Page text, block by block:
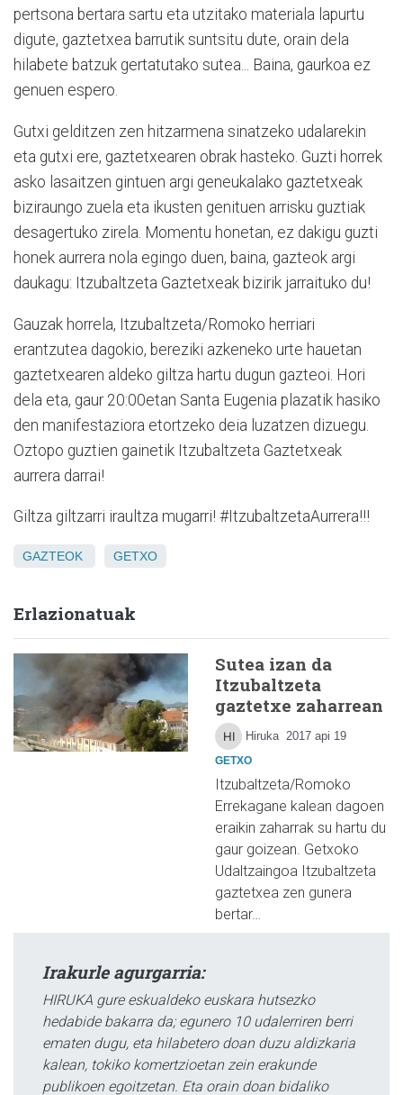
pertsona bertara sartu eta utzitako materiala lapurtu
digute, gaztetxea barrutik suntsitu dute, orain dela
hilabete batzuk gertatutako sutea... Baina, gaurkoa ez
genuen espero.
Gutxi gelditzen zen hitzarmena sinatzeko udalarekin
eta gutxi ere, gaztetxearen obrak hasteko. Guzti horrek
asko lasaitzen gintuen argi geneukalako gaztetxeak
biziraungo zuela eta ikusten genituen arrisku guztiak
desagertuko zirela. Momentu honetan, ez dakigu guzti
honek aurrera nola egingo duen, baina, gazteok argi
daukagu: Itzubaltzeta Gaztetxeak bizirik jarraituko du!
Gauzak horrela, Itzubaltzeta/Romoko herriari
erantzutea dagokio, bereziki azkeneko urte hauetan
gaztetxearen aldeko giltza hartu dugun gazteoi. Hori
dela eta, gaur 20:00etan Santa Eugenia plazatik hasiko
den manifestaziora etortzeko deia luzatzen dizuegu.
Oztopo guztien gainetik Itzubaltzeta Gaztetxeak
aurrera darrai!
Giltza giltzarri iraultza mugarri! #ItzubaltzetaAurrera!!!
GAZTEOK GETXO
Erlazionatuak
Sutea izan da
Itzubaltzeta
gaztetxe zaharrean
Hiruka 2017 api 19
GETXO
Itzubaltzeta/Romoko
Errekagane kalean dagoen
eraikin zaharrak su hartu du
gaur goizean. Getxoko
Udaltzaingoa Itzubaltzeta
gaztetxea zen gunera
bertar…
Irakurle agurgarria:
HIRUKA gure eskualdeko euskara hutsezko
hedabide bakarra da; egunero 10 udalerriren berri
ematen dugu, eta hilabetero doan duzu aldizkaria
kalean, tokiko komertzioetan zein erakunde
publikoen egoitzetan. Eta orain doan bidaliko